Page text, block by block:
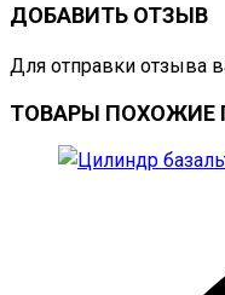
ДОБАВИТЬ ОТЗЫВ
Для отправки отзыва
ТОВАРЫ ПОХОЖИЕ